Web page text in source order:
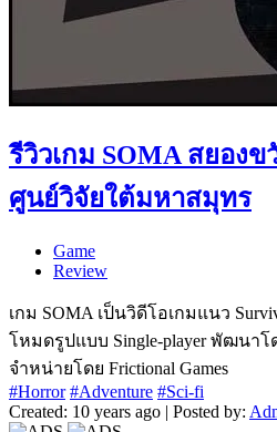
รีวิวเกม SOMA สยอง
ศูนย์วิจัยใต้มหาสมุทร
Game
Review
เกม SOMA เป็นวิดีโอเกมแนว
โหมดรูปแบบ Single-player พัฒนาโ
จำหน่ายโดย Frictional Games
#Horror #Adventure #Sci-fi
Created: 10 years ago | Posted by: